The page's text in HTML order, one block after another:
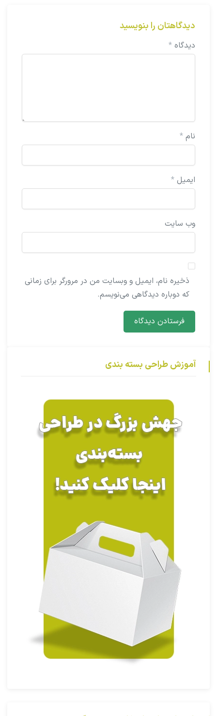
دیدگاهتان را بنویسید
دیدگاه *
نام *
ایمیل *
وب‌ سایت
ذخیره نام، ایمیل و وبسایت من در مرورگر برای زمانی
که دوباره دیدگاهی می‌نویسم.
آموزش طراحی بسته بندی